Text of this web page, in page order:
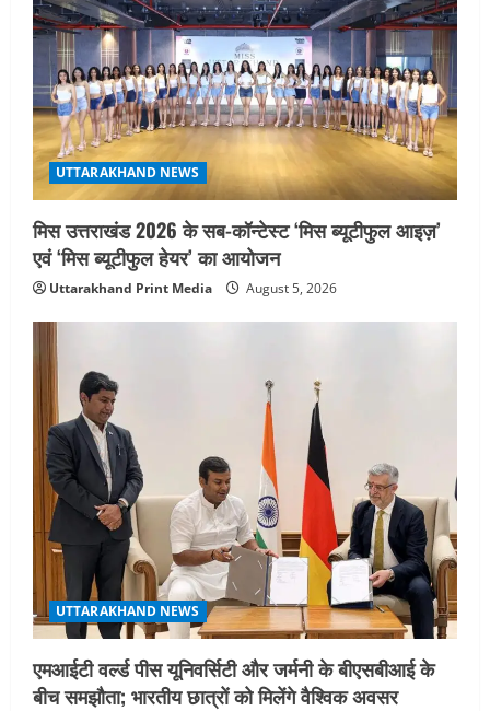
UTTARAKHAND NEWS
मिस उत्तराखंड 2026 के सब-कॉन्टेस्ट ‘मिस ब्यूटीफुल आइज़’
एवं ‘मिस ब्यूटीफुल हेयर’ का आयोजन
Uttarakhand Print Media August 5, 2026
UTTARAKHAND NEWS
एमआईटी वर्ल्ड पीस यूनिवर्सिटी और जर्मनी के बीएसबीआई के
बीच समझौता; भारतीय छात्रों को मिलेंगे वैश्विक अवसर